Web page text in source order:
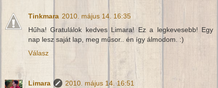
Tinkmara 2010. május 14. 16:35
Hűha! Gratulálok kedves Limara! Ez a legkevesebb! Egy
nap lesz saját lap, meg műsor.. én így álmodom. :)
Válasz
Limara
2010. május 14. 16:51